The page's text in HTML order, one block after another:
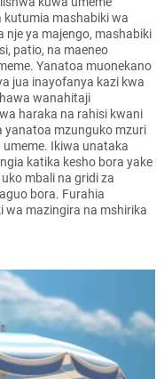
kutumia mashabiki wa
nje ya majengo, mashabiki
patio, na maeneo
Yanatoa muonekano
jua inayofanya kazi kwa
wanahitaji
haraka na rahisi kwani
yanatoa mzunguko mzuri
Ikiwa unataka
katika kesho bora yake
mbali na gridi za
bora. Furahia
wa mazingira na mshirika